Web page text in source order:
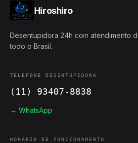
Hiroshiro
Desentupidora 24h com atendimento
todo o Brasil.
TELEFONE DESENTUPIDORA
(11) 93407-8838
→ WhatsApp
HORÁRIO DE FUNCIONAMENTO